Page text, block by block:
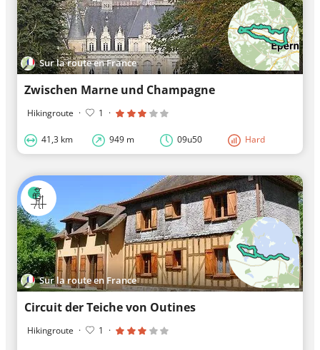
Sur la route en France
Zwischen Marne und Champagne
Hikingroute · 1 ·
41,3 km 949 m 09u50 Hard
Sur la route en France
Circuit der Teiche von Outines
Hikingroute · 1 ·